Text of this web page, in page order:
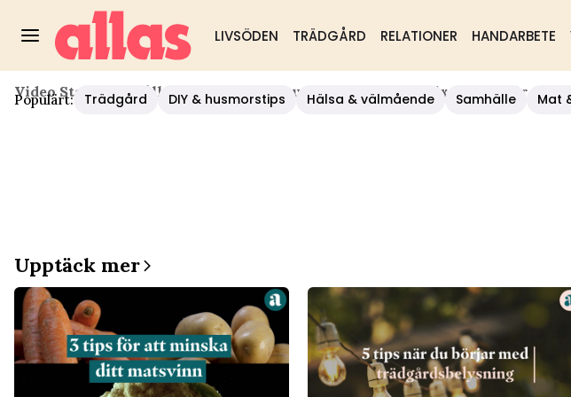
LIVSÖDEN TRÄDGÅRD RELATIONER HANDARBETE
Populärt: Trädgård DIY & husmorstips Hälsa & välmående Samhälle Mat
Video Start / Hushåll/diy/KBT-Terapeuten Danielle Wildrix: 3 Tips För Att
Upptäck mer